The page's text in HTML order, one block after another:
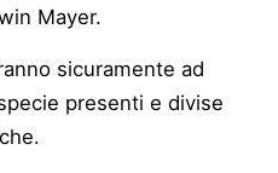
Mayer.
sicuramente ad
presenti e divise